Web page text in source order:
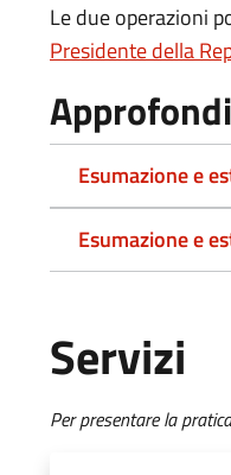
Le due operazioni
Presidente della
Esumazione e
Esumazione e
Servizi
Per presentare la